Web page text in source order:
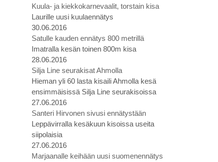
Kuula- ja kiekkokarnevaalit, torstain kisa
Laurille uusi kuulaennätys
30.06.2016
Satulle kauden ennätys 800 metrillä
Imatralla kesän toinen 800m kisa
28.06.2016
Silja Line seurakisat Ahmolla
Hieman yli 60 lasta kisaili Ahmolla kesä
ensimmäisissä Silja Line seurakisoissa
27.06.2016
Santeri Hirvonen sivusi ennätystään
Leppävirralla kesäkuun kisoissa useita
siipolaisia
27.06.2016
Marjaanalle keihään uusi suomenennätys